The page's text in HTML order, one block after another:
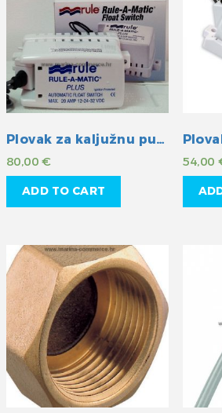
Plovak za kaljužnu pumpu Rule
80,00€
ADD TO CART
54,00